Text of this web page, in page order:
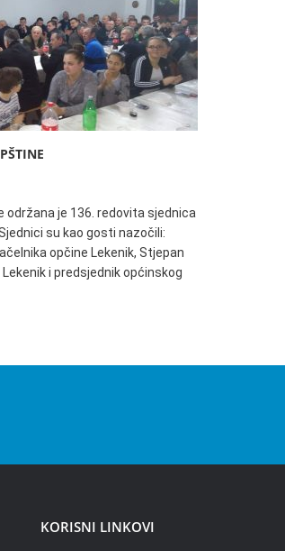
održana je 136. redovita sjednica
su kao gosti nazočili:
opčine Lekenik, Stjepan
i predsjednik općinskog
KORISNI LINKOVI